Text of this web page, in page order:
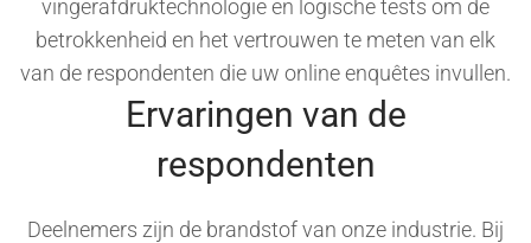
vingerafdruktechnologie en logische tests om de
betrokkenheid en het vertrouwen te meten van elk
van de respondenten die uw online enquêtes invullen.
Ervaringen van de
respondenten
Deelnemers zijn de brandstof van onze industrie. Bij